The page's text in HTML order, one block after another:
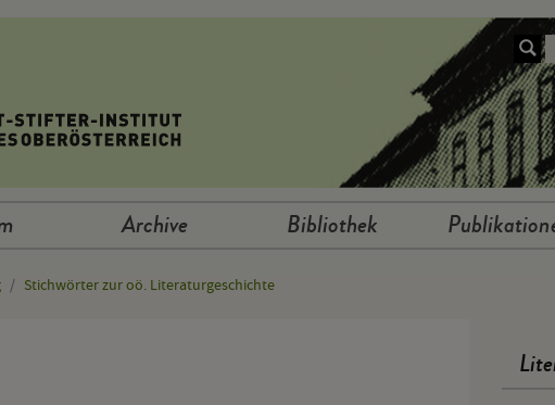
Archive Bibliothek
Stichwörter zur oö. Literaturgeschichte